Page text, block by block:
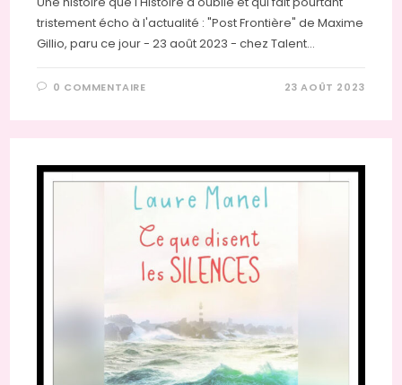
tristement écho à l'actualité : "Post Frontière" de Maxime
Gillio, paru ce jour - 23 août 2023 - chez Talent…
0 COMMENTAIRE 23 AOÛT 2023